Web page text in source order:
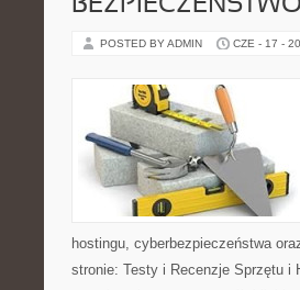
POSTED BY ADMIN CZE - 17 -
hostingu, cyberbezpieczeństwa
stronie: Testy i Recenzje Sprzętu i